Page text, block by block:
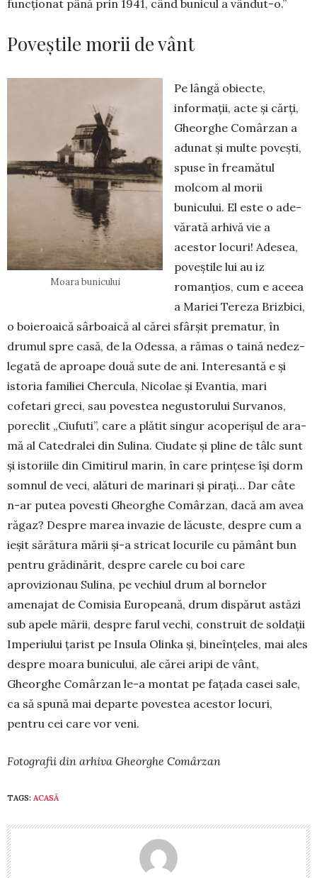
funcționat până prin 1941, când bunicul a vândut-o.”
Poveștile morii de vânt
Moara bunicului
Pe lângă obiecte,
informații, acte și cărți,
Gheorghe Comâr­zan a
adunat și multe povești,
spuse în freamătul
molcom al morii
bunicului. El este o ade­
vă­rată arhivă vie a
acestor locuri! Adesea,
poveștile lui au iz
romanțios, cum e aceea
a Ma­riei Tereza Brizbici,
o boieroai­că sârboaică al cărei sfârșit pre­matur, în
drumul spre casă, de la Odessa, a rămas o taină ne­dez­
legată de aproape două sute de ani. Interesantă e și
istoria familiei Chercula, Nicolae și Evantia, mari
cofetari greci, sau po­vestea negustorului Surva­nos,
poreclit „Ciufuti”, care a plă­tit singur acoperișul de ara­
mă al Catedralei din Sulina. Ciudate și pline de tâlc sunt
și istoriile din Cimitirul marin, în care prințese își dorm
somnul de veci, alături de marinari și pi­rați… Dar câte
n-ar putea po­vesti Gheorghe Comârzan, dacă am avea
răgaz? Despre marea invazie de lăcuste, despre cum a
ieșit sărătura mării și-a stricat locurile cu pământ bun
pentru grădinărit, despre carele cu boi care
aprovizionau Sulina, pe vechiul drum al bornelor
amenajat de Comisia Europeană, drum dispărut astăzi
sub apele mării, despre farul vechi, construit de soldații
Imperiului țarist pe Insula Olinka și, bineînțeles, mai ales
despre moara bu­nicului, ale cărei aripi de vânt,
Gheorghe Co­mâr­zan le-a montat pe fațada casei sale,
ca să spună mai departe povestea acestor locuri,
pentru cei care vor veni.
Fotografii din arhiva Gheorghe Comârzan
TAGS: ACASĂ